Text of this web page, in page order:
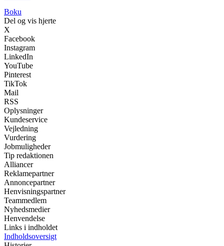
Boku
Del og vis hjerte
X
Facebook
Instagram
LinkedIn
YouTube
Pinterest
TikTok
Mail
RSS
Oplysninger
Kundeservice
Vejledning
Vurdering
Jobmuligheder
Tip redaktionen
Alliancer
Reklamepartner
Annoncepartner
Henvisningspartner
Teammedlem
Nyhedsmedier
Henvendelse
Links i indholdet
Indholdsoversigt